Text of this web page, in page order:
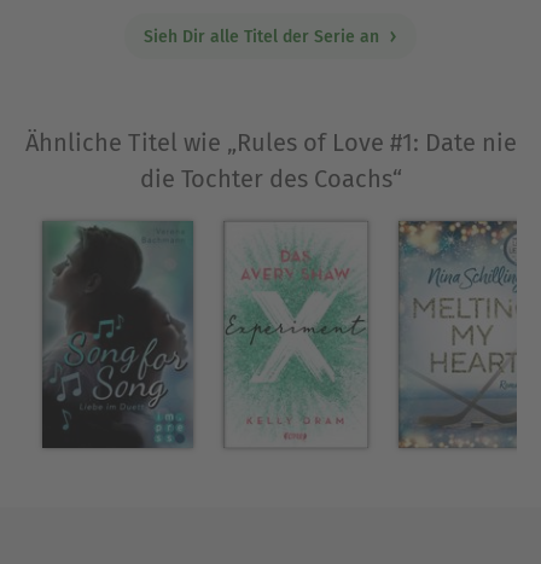
Sieh Dir alle Titel der Serie an
Ähnliche Titel wie „Rules of Love #1: Date nie
die Tochter des Coachs“